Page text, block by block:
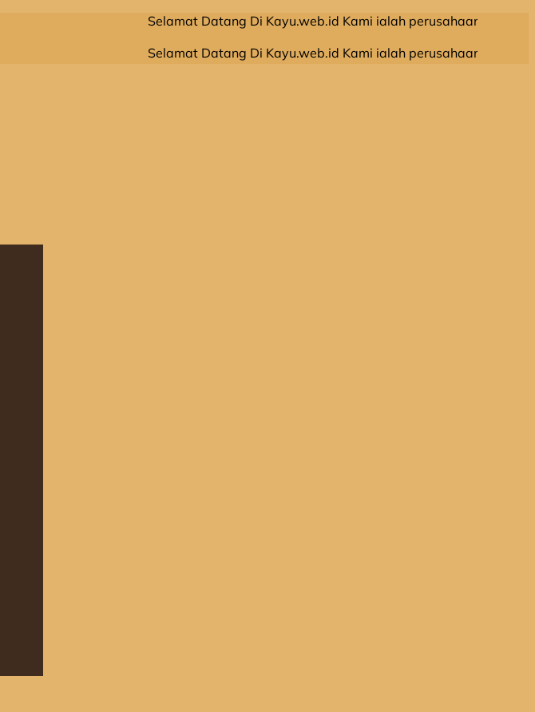
Selamat Datang Di Kayu.web.id Kami ialah perusahaan leveransir kayu
Selamat Datang Di Kayu.web.id Kami ialah perusahaan leveransir kayu